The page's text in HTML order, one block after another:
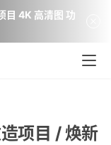
项目 / 焕新
目 4K 高清图 功